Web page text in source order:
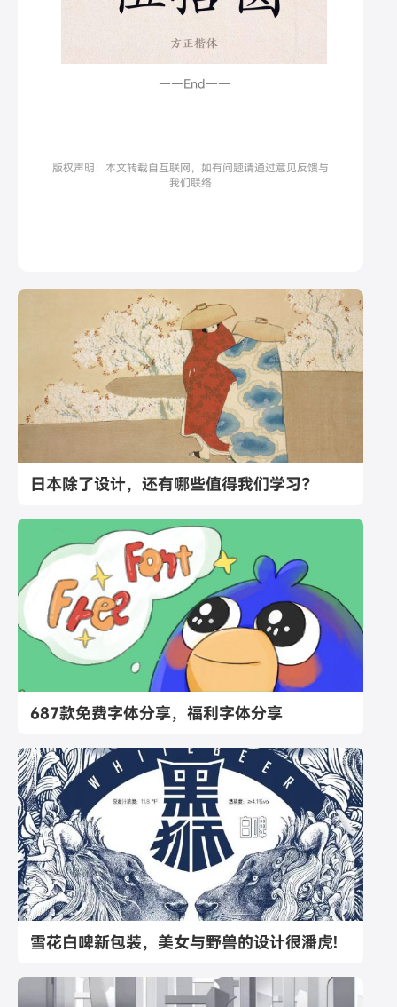
——End——
版权声明：本文转载自互联网，如有问题请通过意见反馈与
我们联络
日本除了设计，还有哪些值得我们学习？
687款免费字体分享，福利字体分享
雪花白啤新包装，美女与野兽的设计很潘虎!